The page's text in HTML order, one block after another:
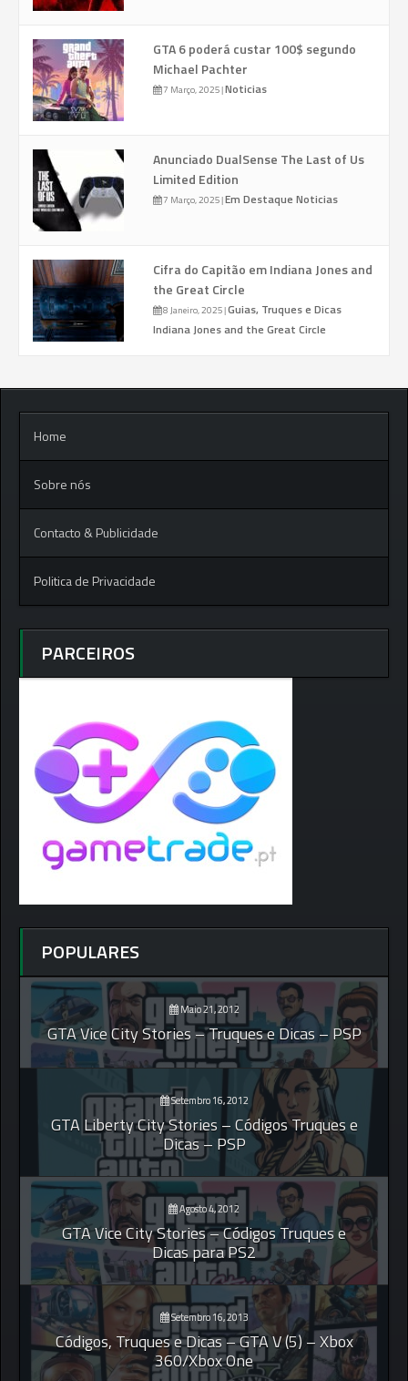
GTA 6 poderá custar 100$ segundo
Michael Pachter
7 Março, 2025|Noticias
Anunciado DualSense The Last of Us
Limited Edition
7 Março, 2025|Em Destaque Noticias
Cifra do Capitão em Indiana Jones and
the Great Circle
8 Janeiro, 2025|Guias, Truques e Dicas
Indiana Jones and the Great Circle
Home
Sobre nós
Contacto & Publicidade
Politica de Privacidade
PARCEIROS
POPULARES
Maio 21, 2012
GTA Vice City Stories – Truques e Dicas – PSP
Setembro 16, 2012
GTA Liberty City Stories – Códigos Truques e
Dicas – PSP
Agosto 4, 2012
GTA Vice City Stories – Códigos Truques e
Dicas para PS2
Setembro 16, 2013
Códigos, Truques e Dicas – GTA V (5) – Xbox
360/Xbox One